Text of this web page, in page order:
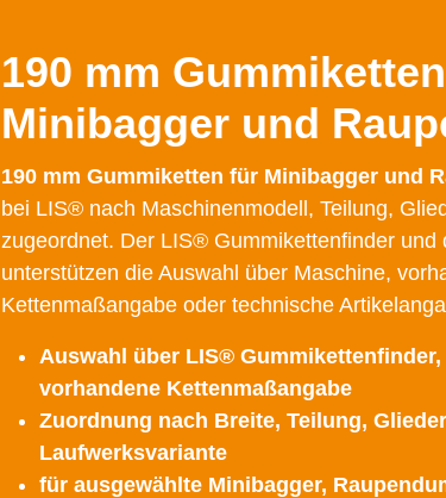
190 mm
Minibagger und
190 mm Gummiketten für Minibagger und
bei LIS® nach Maschinenmodell, Teilung,
zugeordnet. Der LIS® Gummikettenfinder und
unterstützen die Auswahl über Maschine,
Kettenmaßangabe oder technische
Auswahl über LIS®
vorhandene Kettenmaßangabe
Zuordnung nach Breite, Teilung,
Laufwerksvariante
für ausgewählte Minibagger,